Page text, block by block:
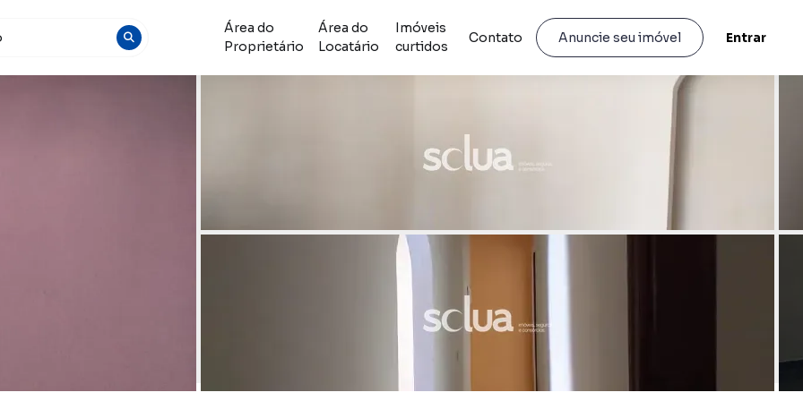
Área do
Proprietário
Área do
Locatário
Imóveis
curtidos
Contato Anuncie seu imóvel Entrar